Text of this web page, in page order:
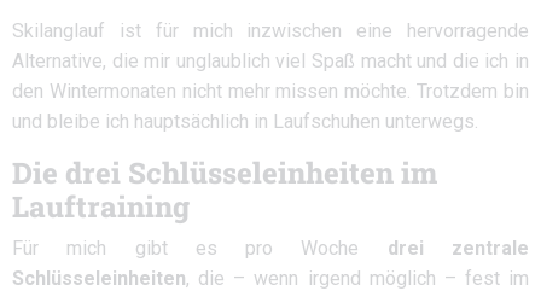
Skilanglauf ist für mich inzwischen eine hervorragende
Alternative, die mir unglaublich viel Spaß macht und die ich in
den Wintermonaten nicht mehr missen möchte. Trotzdem bin
und bleibe ich hauptsächlich in Laufschuhen unterwegs.
Die drei Schlüsseleinheiten im
Lauftraining
Für mich gibt es pro Woche drei zentrale
Schlüsseleinheiten, die – wenn irgend möglich – fest im